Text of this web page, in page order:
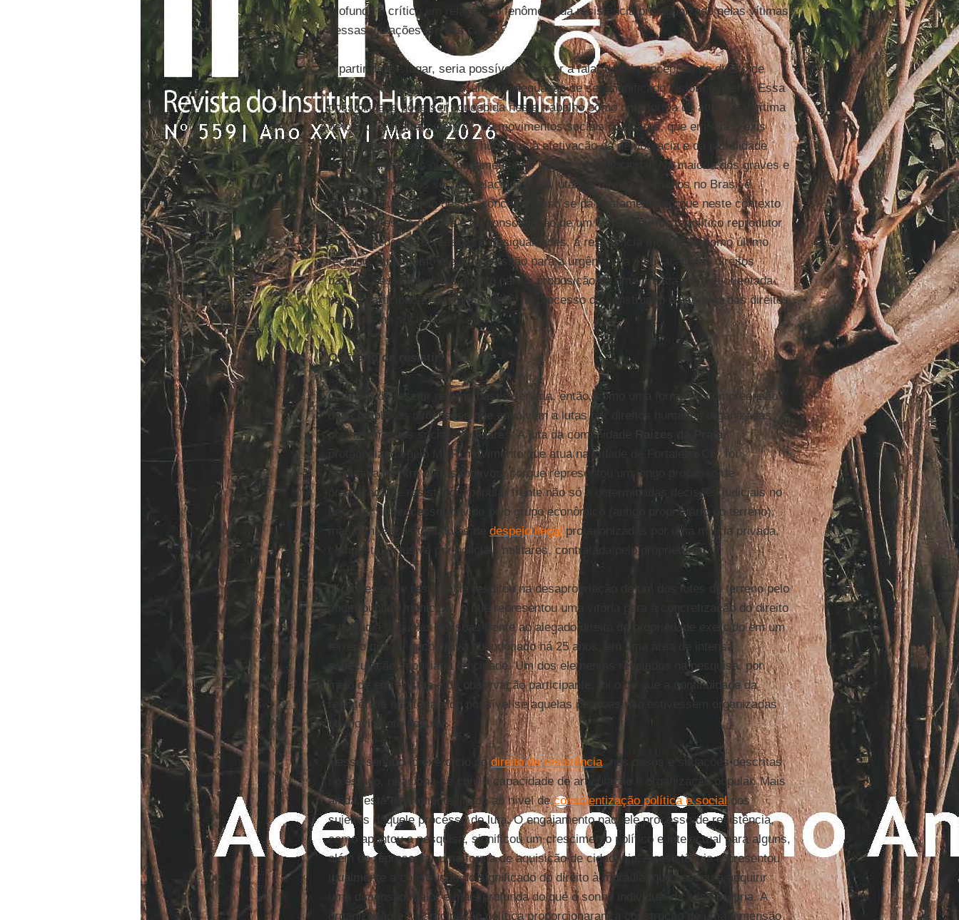
profundo e crítico em relação ao fenômeno da resistência protagonizado pelas vítimas
dessas violações em tais casos.
A partir desse lugar, seria possível começar a falar de tal concepção do direito de
resistência – o que requer uma readequação de seu significado histórico liberal. Essa
possibilidade pôde ser concebida neste trabalho como uma forma de atuação legítima
de certos sujeitos coletivos, os movimentos sociais populares, que em sua
práxis
conectam a luta por direitos humanos à efetivação da democracia e da pluralidade
política, princípios que fundamentam o regime constitucional. Na maioria dos graves e
históricos conflitos sociais relacionados à luta por direitos humanos no Brasil é
possível a utilização desse “conceito”. Isso se dá exatamente porque neste contexto
de privações de direitos e de consolidação de um sistema jurídico-político reprodutor
e mantenedor de opressões e desigualdades, a resistência mostra-se como último
recurso, tanto como meio de pressão para a urgência na efetivação dos direitos
básicos desses sujeitos quanto para a proposição de uma prática política orientada
para a participação direta e popular no processo de construção do sentido dos direitos
humanos na sociedade.
O direito de resistir
O direito de resistir nessas bases serviria, então, como uma forma de compreensão
das complexas dimensões que envolvem a lutas por direitos humanos organizadas
por movimentos sociais populares. A luta da comunidade
Raízes da Praia,
protagonizada pelo MCP, movimento que atua na cidade de Fortaleza-CE, foi
analisada, dentre outros motivos, porque representou um longo processo de
organização e resistência popular frente não só a determinadas decisões judiciais no
decorrer do processo movido pelo grupo econômico (antigo proprietário do terreno),
mas também às tentativas de despejo ilegalprotagonizadas por uma milícia privada,
composta inclusive por policiais militares, contratada pelo proprietário.
O processo de resistência resultou na desapropriação de um dos lotes do terreno pelo
poder público municipal, o que representou uma vitória para a concretização do direito
à moradia daquelas pessoas frente ao alegado direito de propriedade exercido em um
terreno que se encontrava abandonado há 25 anos, em uma área de intensa
especulação imobiliária da cidade. Um dos elementos revelados na pesquisa, por
meio de entrevistas e da observação participante, foi o de que a continuidade da
resistência não teria sido possível se aquelas pessoas não estivessem organizadas
no movimento popular.
Nesse sentido, o exercício dodireito de resistência, nos casos e situações descritas
no estudo, relaciona-se com a capacidade de articulação e organização popular. Mais
ainda, está diretamente ligado ao nível deconscientização política e socialdos
sujeitos daquele processo de luta. O engajamento naquele processo de resistência,
como apontou a pesquisa, significou um crescimento político e intelectual para alguns,
além de representar uma forma de aquisição de cidadania. A resistência representou
igualmente a construção do significado do direito à moradia, que passou a adquirir
uma dimensão maior e mais profunda do que o sonho individual da casa própria. A
organização e a participação política proporcionaram a construção de uma dimensão